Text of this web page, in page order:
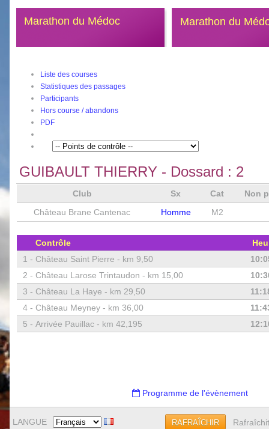
Marathon du Médoc Marathon du
Liste des courses
Statistiques des passages
Participants
Hors course / abandons
PDF
GUIBAULT THIERRY- Dossard : 2
Club Sx Cat
Non
Château Brane Cantenac
Homme M2
Contrôle
1 - Château Saint Pierre - km 9,50
2 - Château Larose Trintaudon - km 15,00
3 - Château La Haye - km 29,50
4 - Château Meyney - km 36,00
5 - Arrivée Pauillac - km 42,195
Programme de l'évènement
LANGUE RAFRAÎCHIR